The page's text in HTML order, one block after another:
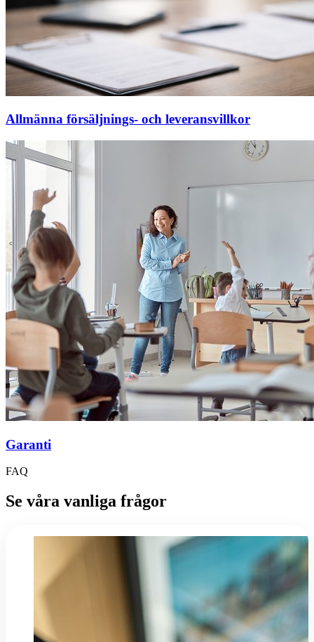
Allmänna försäljnings- och leveransvillkor
Garanti
FAQ
Se våra vanliga frågor